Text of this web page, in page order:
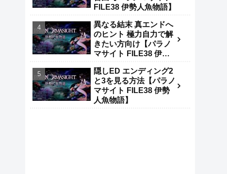
FILE38 伊勢人魚物語】
異なる結末 真エンドへ
のヒント 極力自力で解
きたい方向け【パラノ
マサイト FILE38 伊勢
隠しED エンディング2
と3を見る方法【パラノ
マサイト FILE38 伊勢
人魚物語】